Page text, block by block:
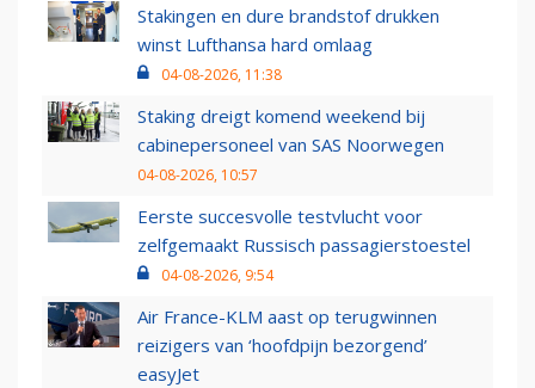
Stakingen en dure brandstof drukken
winst Lufthansa hard omlaag
04-08-2026, 11:38
Staking dreigt komend weekend bij
cabinepersoneel van SAS Noorwegen
04-08-2026, 10:57
Eerste succesvolle testvlucht voor
zelfgemaakt Russisch passagierstoestel
04-08-2026, 9:54
Air France-KLM aast op terugwinnen
reizigers van ‘hoofdpijn bezorgend’
easyJet